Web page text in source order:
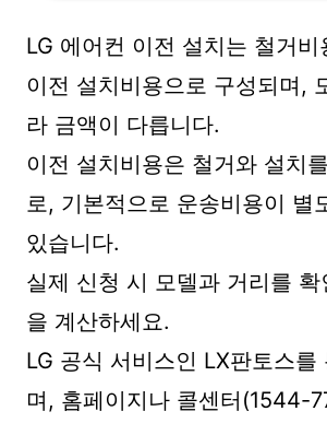
LG 에어컨 이전 설치는 철거비
이전 설치비용으로 구성되며,
라 금액이 다릅니다.
이전 설치비용은 철거와 설치
로, 기본적으로 운송비용이 별
있습니다.
실제 신청 시 모델과 거리를
을 계산하세요.
LG 공식 서비스인 LX판토스를
며, 홈페이지나 콜센터(1544-